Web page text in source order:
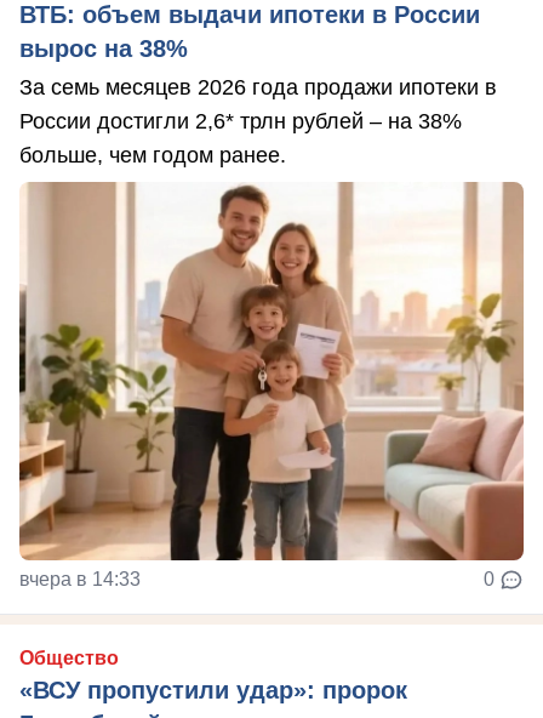
ВТБ: объем выдачи ипотеки в России
вырос на 38%
За семь месяцев 2026 года продажи ипотеки в
России достигли 2,6* трлн рублей – на 38%
больше, чем годом ранее.
вчера в 14:33 0
Общество
«ВСУ пропустили удар»: пророк